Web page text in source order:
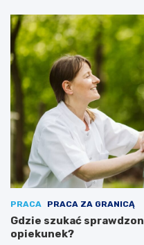
PRACA PRACA ZA GRANICĄ
Gdzie szukać
opiekunek?